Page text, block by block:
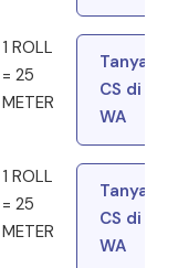
1 ROLL
= 25
METER
Tanya
CS di
WA
1 ROLL
= 25
METER
Tanya
CS di
WA